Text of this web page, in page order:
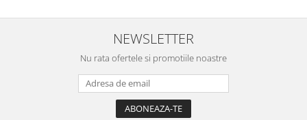
NEWSLETTER
Nu rata ofertele si promotiile noastre